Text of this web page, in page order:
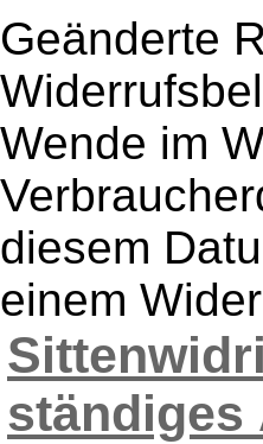
Geänderte
Wende im
diesem
einem
ständiges